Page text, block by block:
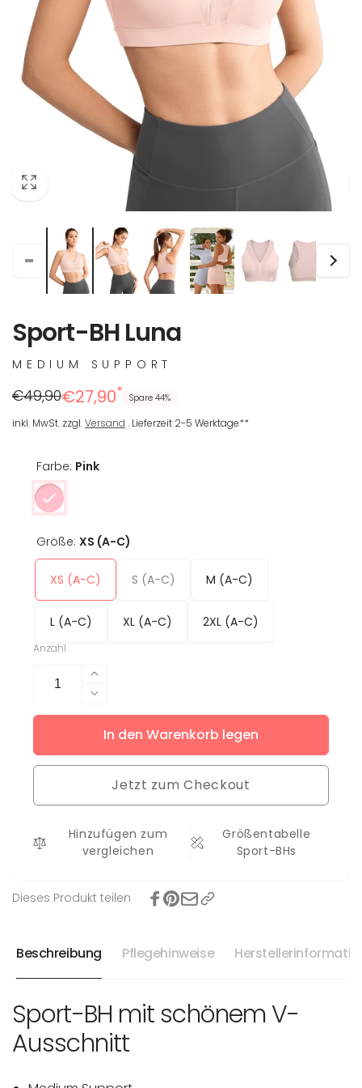
Sport-BH Luna
MEDIUM SUPPORT
Regulärer
Preis
€49,90
Reduzierter
Preis
€27,90* Spare 44%
inkl. MwSt. zzgl.Versand . Lieferzeit 2-5 Werktage**
Farbe: Pink
Größe: XS (A-C)
XS (A-C) S (A-C) M (A-C)
L (A-C) XL (A-C) 2XL (A-C)
Anzahl
Erhöhe
die
Menge
für
BH
Luna
Verringere
die
Menge
für
Sport-
BH
Luna
In den Warenkorb legen
Jetzt zum Checkout
Hinzufügen zum
vergleichen
Größentabelle
Sport-BHs
Dieses Produkt teilen
Beschreibung Pflegehinweise
Sport-BH mit schönem V-
Ausschnitt